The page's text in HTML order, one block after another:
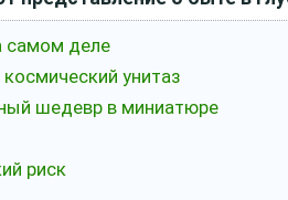
самом деле
унитаз
шедевр в миниатюре
риск